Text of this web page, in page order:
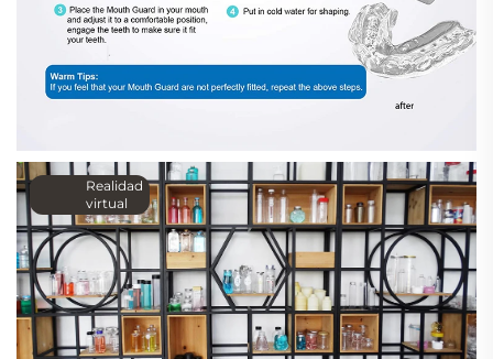
Realidad
virtual